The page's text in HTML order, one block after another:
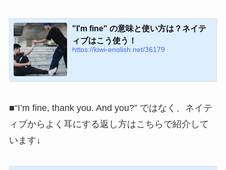
"I'm fine" の意味と使い方は？ネイテ
ィブはこう使う！
https://kiwi-english.net/36179
■“I’m fine, thank you. And you?” ではなく、ネイテ
ィブからよく耳にする返し方はこちらで紹介して
います↓